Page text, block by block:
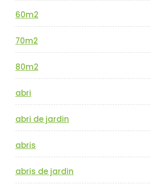
60m2
70m2
80m2
abri
abri de jardin
abris
abris de jardin